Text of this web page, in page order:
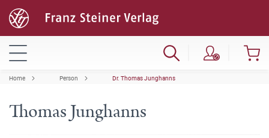
Home Person Dr. Thomas Junghanns
Thomas Junghanns